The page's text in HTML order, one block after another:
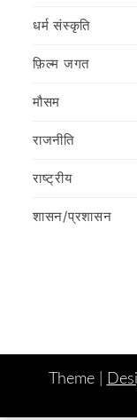
धर्म संस्कृति
फ़िल्‍म जगत
मौसम
राजनीति
राष्ट्रीय
शासन/प्रशासन
Theme |